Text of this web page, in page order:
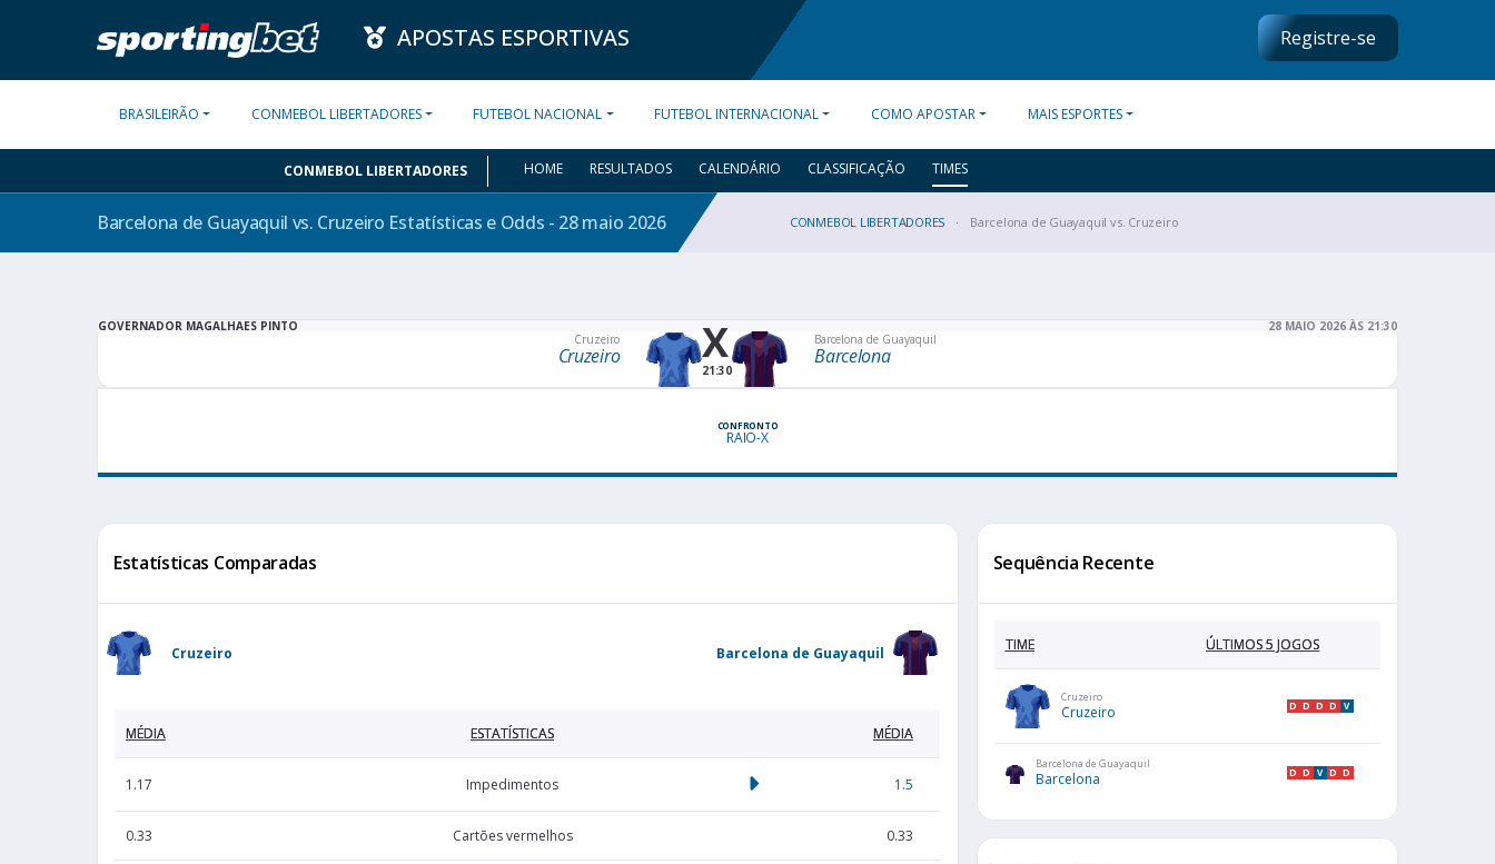
APOSTAS ESPORTIVAS Registre-se
BRASILEIRÃO CONMEBOL LIBERTADORES FUTEBOL NACIONAL FUTEBOL INTERNACIONAL COMO APOSTAR MAIS ESPORTES
CONMEBOL LIBERTADORES HOME RESULTADOS CALENDÁRIO CLASSIFICAÇÃO TIMES
Barcelona de Guayaquil vs. Cruzeiro Estatísticas e Odds - 28 maio 2026 CONMEBOL LIBERTADORES Barcelona de Guayaquil vs. Cruzeiro
GOVERNADOR MAGALHAES PINTO
28 MAIO 2026 ÀS 21:30
Cruzeiro
Cruzeiro
Barcelona de Guayaquil
Barcelona
X
21:30
CONFRONTO
RAIO-X
Estatísticas Comparadas
Cruzeiro Barcelona de Guayaquil
MÉDIA ESTATÍSTICAS MÉDIA
1.17 Impedimentos 1.5
0.33 Cartões vermelhos 0.33
Sequência Recente
TIME ÚLTIMOS 5 JOGOS
Cruzeiro
Cruzeiro D D D D V
Barcelona de Guayaquil
Barcelona D D V D D